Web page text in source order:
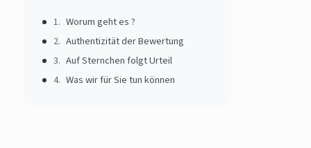
Worum geht es ?
Authentizität der Bewertung
Auf Sternchen folgt Urteil
Was wir für Sie tun können